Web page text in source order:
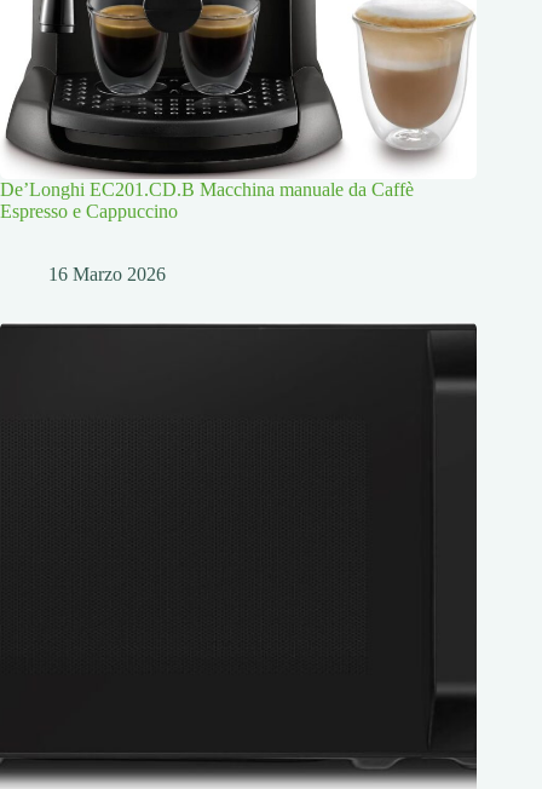
De’Longhi EC201.CD.B Macchina manuale da Caffè
Espresso e Cappuccino
16 Marzo 2026